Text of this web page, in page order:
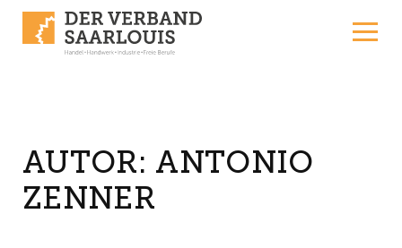
AUTOR: ANTONIO
ZENNER